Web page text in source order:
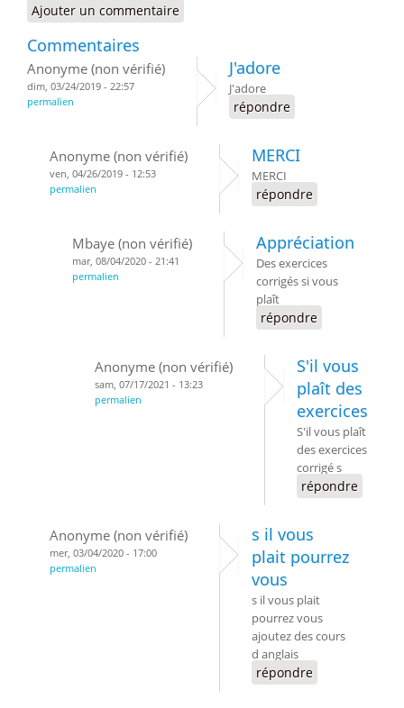
Ajouter un commentaire
Commentaires
Anonyme (non vérifié)
dim, 03/24/2019 - 22:57
permalien
J'adore
J'adore
répondre
Anonyme (non vérifié)
ven, 04/26/2019 - 12:53
permalien
MERCI
MERCI
répondre
Mbaye (non vérifié)
mar, 08/04/2020 - 21:41
permalien
Appréciation
Des exercices
corrigés si vous
plaît
répondre
Anonyme (non vérifié)
sam, 07/17/2021 - 13:23
permalien
S'il vous
plaît des
exercices
S'il vous plaît
des exercices
corrigé s
répondre
Anonyme (non vérifié)
mer, 03/04/2020 - 17:00
permalien
s il vous
plait pourrez
vous
s il vous plait
pourrez vous
ajoutez des cours
d anglais
répondre